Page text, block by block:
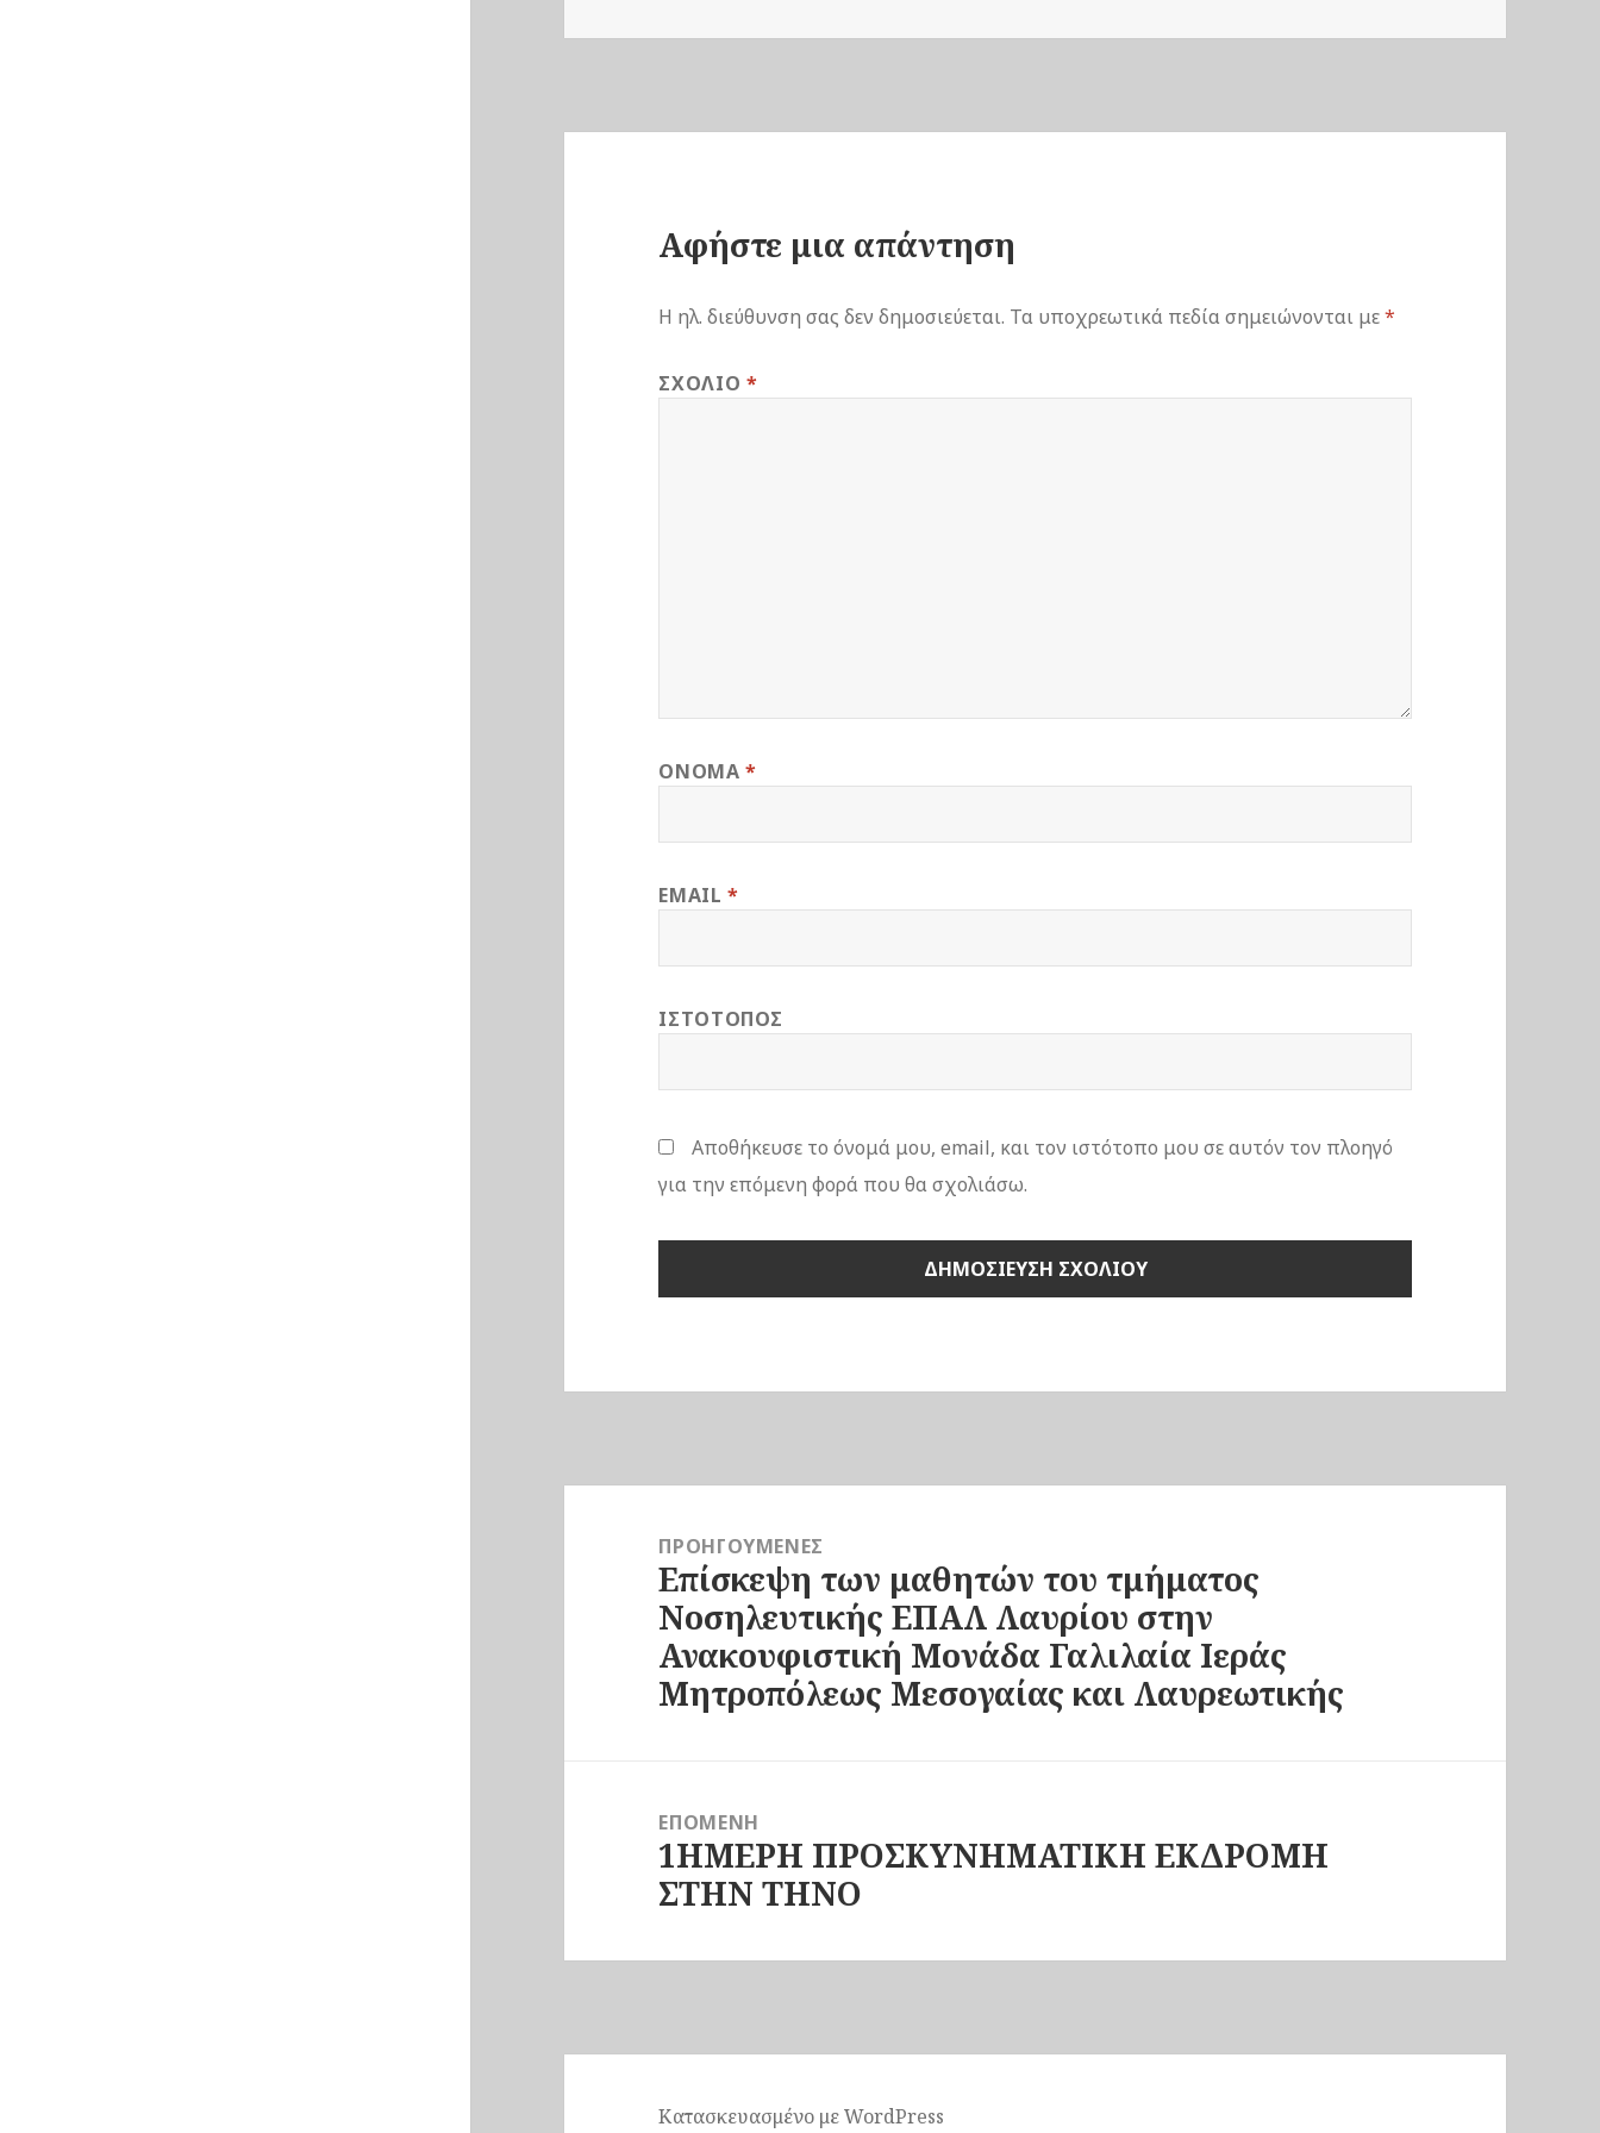
Αφήστε μια απάντηση
Η ηλ. διεύθυνση σας δεν δημοσιεύεται. Τα υποχρεωτικά πεδία σημειώνονται με*
ΣΧΌΛΙΟ *
ΌΝΟΜΑ*
EMAIL*
ΙΣΤΌΤΟΠΟΣ
Αποθήκευσε το όνομά μου, email, και τον ιστότοπο μου σε αυτόν τον πλοηγό
για την επόμενη φορά που θα σχολιάσω.
ΠΡΟΗΓΟΎΜΕΝΕΣ
Προηγούμενο
άρθρο:
Επίσκεψη των μαθητών του τμήματος
Νοσηλευτικής ΕΠΑΛ Λαυρίου στην
Ανακουφιστική Μονάδα Γαλιλαία Ιεράς
Μητροπόλεως Μεσογαίας και Λαυρεωτικής
ΕΠΌΜΕΝΗ
Επόμενο
άρθρο:
1ΗΜΕΡΗ ΠΡΟΣΚΥΝΗΜΑΤΙΚΗ ΕΚΔΡΟΜΗ
ΣΤΗΝ ΤΗΝΟ
Κατασκευασμένο με WordPress